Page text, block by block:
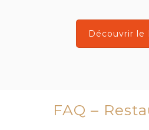
Découvrir le
FAQ –